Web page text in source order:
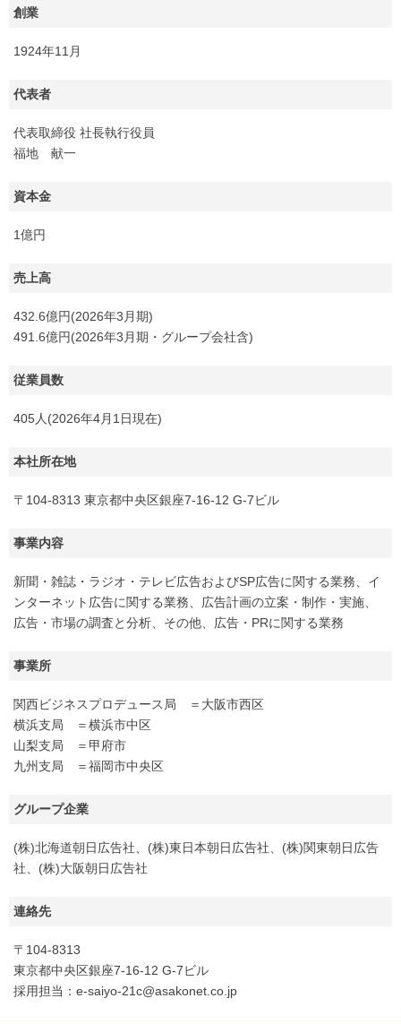
創業
1924年11月
代表者
代表取締役 社長執行役員
福地 献一
資本金
1億円
売上高
432.6億円(2026年3月期)
491.6億円(2026年3月期・グループ会社含)
従業員数
405人(2026年4月1日現在)
本社所在地
〒104-8313 東京都中央区銀座7-16-12 G-7ビル
事業内容
新聞・雑誌・ラジオ・テレビ広告およびSP広告に関する業務、イ
ンターネット広告に関する業務、広告計画の立案・制作・実施、
広告・市場の調査と分析、その他、広告・PRに関する業務
事業所
関西ビジネスプロデュース局 ＝大阪市西区
横浜支局 ＝横浜市中区
山梨支局 ＝甲府市
九州支局 ＝福岡市中央区
グループ企業
(株)北海道朝日広告社、(株)東日本朝日広告社、(株)関東朝日広告
社、(株)大阪朝日広告社
連絡先
〒104-8313
東京都中央区銀座7-16-12 G-7ビル
採用担当：e-saiyo-21c@asakonet.co.jp